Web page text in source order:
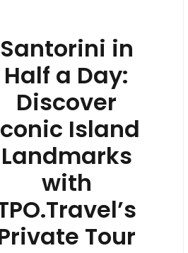
Santorini in
Half a Day:
Discover
Island
Landmarks
with
Tour